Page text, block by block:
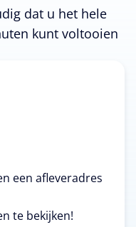
dat u het hele
kunt voltooien
een afleveradres
te bekijken!